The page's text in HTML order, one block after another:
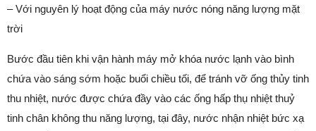
– Với nguyên lý hoạt động của máy nước nóng năng lượng mặt
trời
Bước đầu tiên khi vận hành máy mở khóa nước lạnh vào bình
chứa vào sáng sớm hoặc buổi chiều tối, để tránh vỡ ống thủy tinh
thu nhiệt, nước được chứa đầy vào các ống hấp thụ nhiệt thuỷ
tinh chân không thu năng lượng, tại đây, nước nhận nhiệt bức xạ